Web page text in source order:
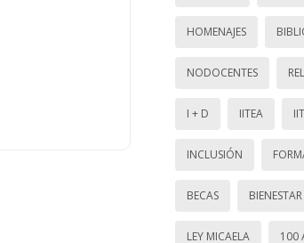
HOMENAJES
NODOCENTES
I + D IITEA
INCLUSIÓN
BECAS
LEY MICAELA 100